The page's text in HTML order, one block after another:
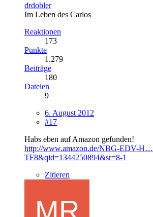
drdobler
Im Leben des Carlos
Reaktionen
173
Punkte
1.279
Beiträge
180
Dateien
9
6. August 2012
#17
Habs eben auf Amazon gefunden!
http://www.amazon.de/NBG-EDV-H…
TF8&qid=1344250894&sr=8-1
Zitieren